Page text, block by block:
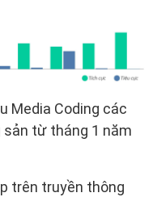
Media Coding các
sản từ tháng 1 năm
trên truyền thông